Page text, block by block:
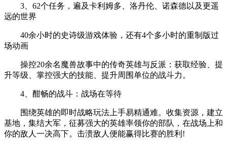
3、62个任务，遍及卡利姆多、洛丹伦、诺森德以及更遥
远的世界
40余小时的史诗级游戏体验，还有4个多小时的重制版过
场动画
操控20余名魔兽故事中的传奇英雄与反派：获取经验、提
升等级、掌控强大的技能、提升周围单位的战斗力。
4、酣畅的战斗：战场在等待
围绕英雄的即时战略玩法上手易精通难。收集资源，建立
基地，集结大军，征募强大的英雄率领你的部队，在战场上和
你的敌人一决高下。击溃敌人便能赢得比赛的胜利!